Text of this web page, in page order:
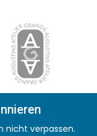
nicht verpassen.